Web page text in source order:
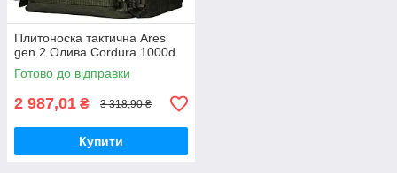
Плитоноска тактична Ares
gen 2 Олива Cordura 1000d
Готово до відправки
2 987,01 ₴ 3 318,90 ₴
Купити